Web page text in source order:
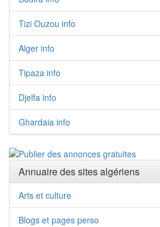
Tizi Ouzou info
Alger info
Tipaza info
Djelfa info
Ghardaia info
Annuaire des sites algériens
Arts et culture
Blogs et pages perso